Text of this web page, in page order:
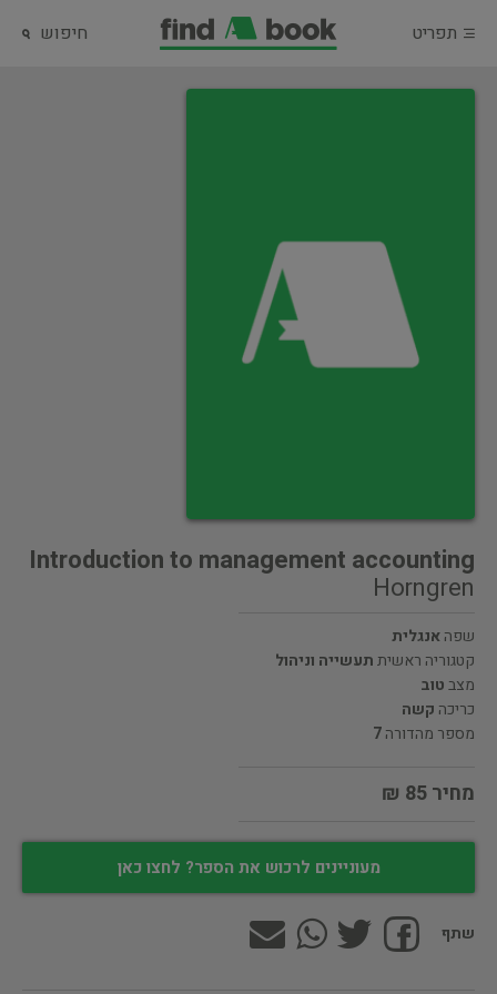
תפריט חיפוש
Introduction to management accounting
Horngren
שפהאנגלית
קטגוריה ראשיתתעשייה וניהול
מצבטוב
כריכה קשה
מספר מהדורה7
מחיר 85 ₪
מעוניינים לרכוש את הספר? לחצו כאן
שתף